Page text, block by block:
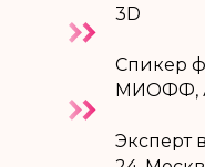
3D
Спикер
МИОФФ,
Эксперт